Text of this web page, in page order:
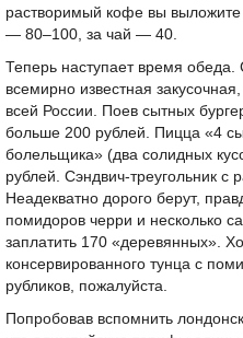
растворимый кофе вы выложите
— 80–100, за чай — 40.
Теперь наступает время
всемирно известная
всей России. Поев сытных
больше 200 рублей. Пицца «4
болельщика» (два солидных
рублей. Сэндвич-треугольник
Неадекватно дорого берут,
помидоров черри и несколько
заплатить 170 «деревянных».
консервированного тунца с
рубликов, пожалуйста.
Попробовав вспомнить